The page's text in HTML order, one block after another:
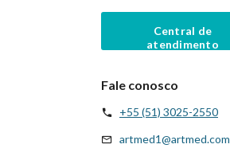
Central de
atendimento
Fale conosco
+55 (51) 3025-2550
artmed1@artmed.com